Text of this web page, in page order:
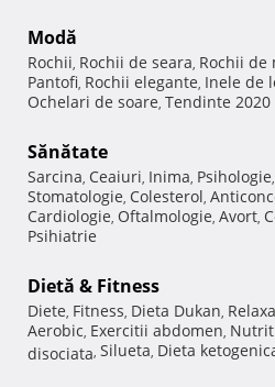
Modă
Rochii, Rochii de seara, Rochii de
Pantofi, Rochii elegante, Inele de
Ochelari de soare, Tendinte 2020
Sănătate
Sarcina, Ceaiuri, Inima, Psihologie,
Stomatologie, Colesterol,
Cardiologie, Oftalmologie, Avort,
Psihiatrie
Dietă & Fitness
Diete, Fitness, Dieta Dukan,
Aerobic, Exercitii abdomen,
disociata, Silueta, Dieta